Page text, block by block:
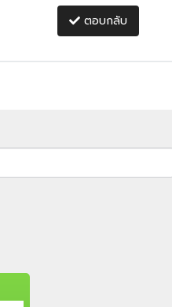
ตอบกลับ